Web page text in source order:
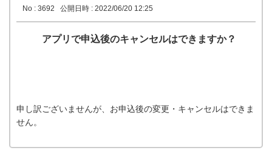
No : 3692
公開日時 : 2022/06/20 12:25
アプリで申込後のキャンセルはできますか？
申し訳ございませんが、お申込後の変更・キャンセルはできま
せん。